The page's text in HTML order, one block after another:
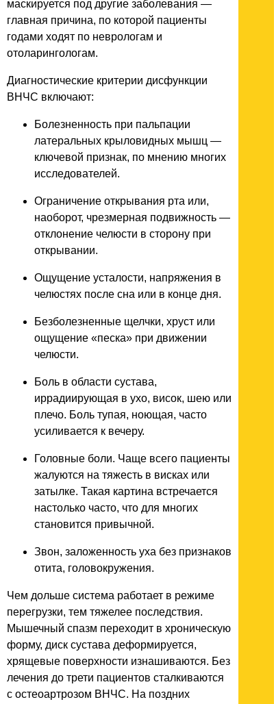
маскируется под другие заболевания —
главная причина, по которой пациенты
годами ходят по неврологам и
отоларингологам.
Диагностические критерии дисфункции
ВНЧС включают:
Болезненность при пальпации
латеральных крыловидных мышц —
ключевой признак, по мнению многих
исследователей.
Ограничение открывания рта или,
наоборот, чрезмерная подвижность —
отклонение челюсти в сторону при
открывании.
Ощущение усталости, напряжения в
челюстях после сна или в конце дня.
Безболезненные щелчки, хруст или
ощущение «песка» при движении
челюсти.
Боль в области сустава,
иррадиирующая в ухо, висок, шею или
плечо. Боль тупая, ноющая, часто
усиливается к вечеру.
Головные боли. Чаще всего пациенты
жалуются на тяжесть в висках или
затылке. Такая картина встречается
настолько часто, что для многих
становится привычной.
Звон, заложенность уха без признаков
отита, головокружения.
Чем дольше система работает в режиме
перегрузки, тем тяжелее последствия.
Мышечный спазм переходит в хроническую
форму, диск сустава деформируется,
хрящевые поверхности изнашиваются. Без
лечения до трети пациентов сталкиваются
с остеоартрозом ВНЧС. На поздних